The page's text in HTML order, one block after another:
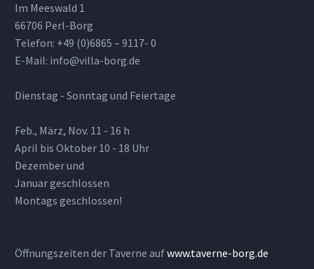
Im Meeswald 1
66706 Perl-Borg
Telefon: +49 (0)6865 – 9117- 0
E-Mail: info@villa-borg.de
Dienstag - Sonntag und Feiertage
Feb., März, Nov. 11 - 16 h
April bis Oktober 10 - 18 Uhr
Dezember und
Januar geschlossen
Montags geschlossen!
Öffnungszeiten der Taverne aufwww.taverne-borg.de